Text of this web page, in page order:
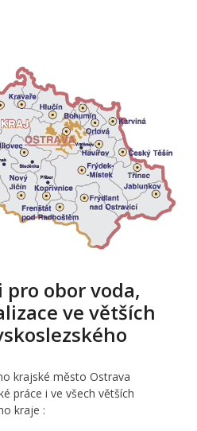
obor voda,
ve větších
krajské město Ostrava
práce i ve všech větších
kraje :